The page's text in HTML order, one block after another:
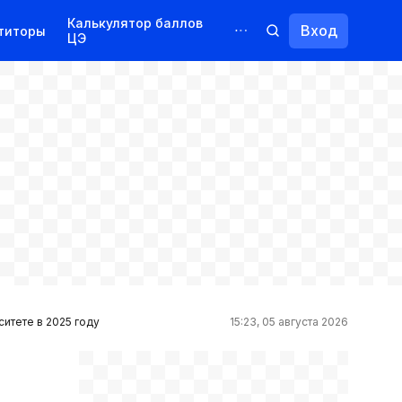
Калькулятор баллов
ЦЭ
Вход
в 2025 году 15:23, 05 августа 2026